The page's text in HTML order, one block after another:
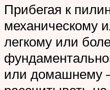
Прибегая к
механическому
легкому или
или домашнему